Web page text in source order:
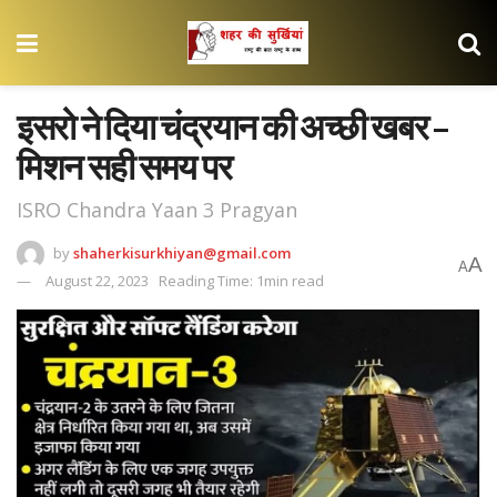
इसरो ने दिया चंद्रयान की अच्छी खबर –
मिशन सही समय पर
ISRO Chandra Yaan 3 Pragyan
byshaherkisurkhiyan@gmail.com
August 22, 2023
Reading Time: 1min read
AA